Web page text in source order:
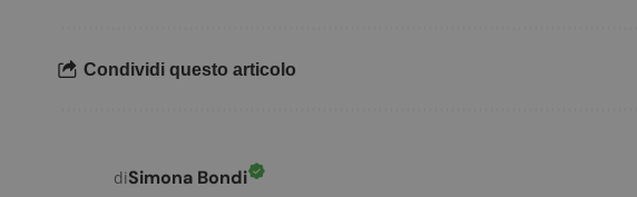
Condividi questo articolo
diSimona Bondi